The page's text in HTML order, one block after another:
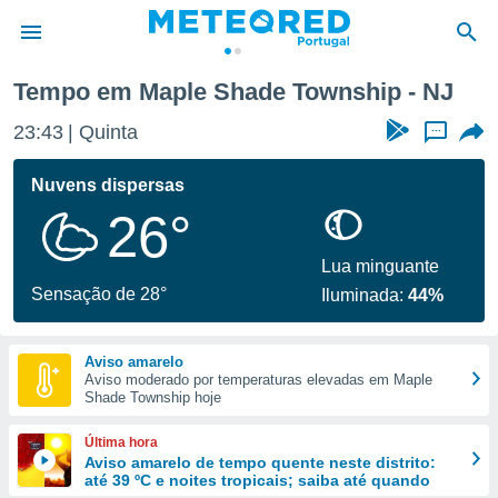
da
foi
fornecidas
a este
das
e
forma
digital
Tempo em Maple Shade Township - NJ
23:43 Quinta ...
Nuvens dispersas
26°
Sensação de 28°
Lua minguante
Iluminada:44%
Aviso amarelo
Aviso moderado por temperaturas elevadas em Maple
Shade Township hoje
Última hora
Aviso amarelo de tempo quente neste distrito:
até 39 ºC e noites tropicais; saiba até quando